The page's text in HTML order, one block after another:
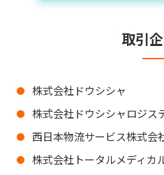
取引
株式会社ドウシシャ
株式会社ドウシシャロジス
西日本物流サービス株式会
株式会社トータルメディカ